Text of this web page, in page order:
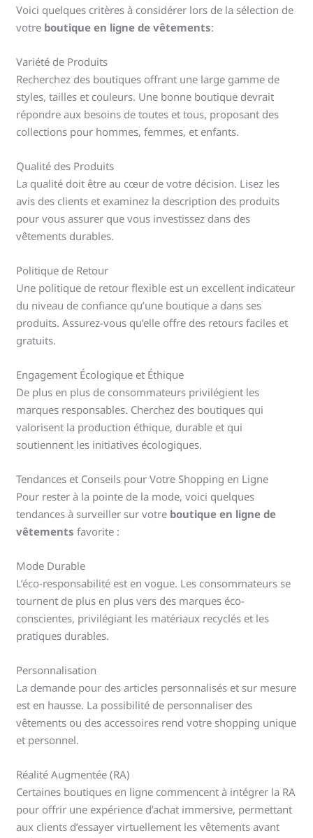
Voici quelques critères à considérer lors de la sélection de
votre boutique en ligne de vêtements:
Variété de Produits
Recherchez des boutiques offrant une large gamme de
styles, tailles et couleurs. Une bonne boutique devrait
répondre aux besoins de toutes et tous, proposant des
collections pour hommes, femmes, et enfants.
Qualité des Produits
La qualité doit être au cœur de votre décision. Lisez les
avis des clients et examinez la description des produits
pour vous assurer que vous investissez dans des
vêtements durables.
Politique de Retour
Une politique de retour flexible est un excellent indicateur
du niveau de confiance qu’une boutique a dans ses
produits. Assurez-vous qu’elle offre des retours faciles et
gratuits.
Engagement Écologique et Éthique
De plus en plus de consommateurs privilégient les
marques responsables. Cherchez des boutiques qui
valorisent la production éthique, durable et qui
soutiennent les initiatives écologiques.
Tendances et Conseils pour Votre Shopping en Ligne
Pour rester à la pointe de la mode, voici quelques
tendances à surveiller sur votre boutique en ligne de
vêtements favorite :
Mode Durable
L’éco-responsabilité est en vogue. Les consommateurs se
tournent de plus en plus vers des marques éco-
conscientes, privilégiant les matériaux recyclés et les
pratiques durables.
Personnalisation
La demande pour des articles personnalisés et sur mesure
est en hausse. La possibilité de personnaliser des
vêtements ou des accessoires rend votre shopping unique
et personnel.
Réalité Augmentée (RA)
Certaines boutiques en ligne commencent à intégrer la RA
pour offrir une expérience d’achat immersive, permettant
aux clients d’essayer virtuellement les vêtements avant